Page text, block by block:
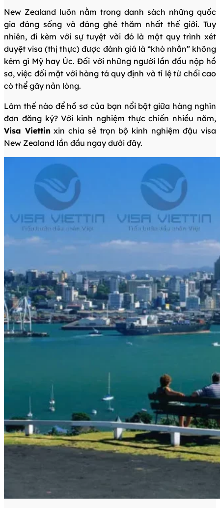
New Zealand luôn nằm trong danh sách những quốc
gia đáng sống và đáng ghé thăm nhất thế giới. Tuy
nhiên, đi kèm với sự tuyệt vời đó là một quy trình xét
duyệt visa (thị thực) được đánh giá là “khó nhằn” không
kém gì Mỹ hay Úc. Đối với những người lần đầu nộp hồ
sơ, việc đối mặt với hàng tá quy định và tỉ lệ từ chối cao
có thể gây nản lòng.
Làm thế nào để hồ sơ của bạn nổi bật giữa hàng nghìn
đơn đăng ký? Với kinh nghiệm thực chiến nhiều năm,
Visa Viettinxin chia sẻ trọn bộ kinh nghiệm đậu visa
New Zealand lần đầu ngay dưới đây.